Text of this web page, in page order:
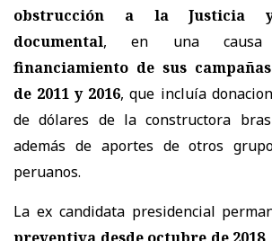
obstrucción a la Justicia
documental, en una causa
financiamiento de sus
de 2011 y 2016, que incluía
de dólares de la constructora
además de aportes de otros
peruanos.
La ex candidata presidencial
preventiva desde octubre de 2018